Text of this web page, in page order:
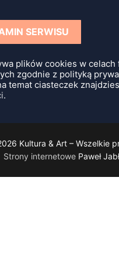
SERWISU
plików cookies w celach
zgodnie z polityką
temat ciasteczek
.
Kultura & Art – Wszelkie
Strony internetowePaweł